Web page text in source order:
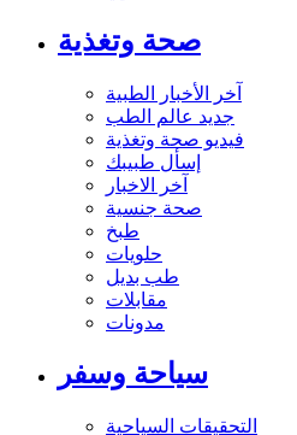
صحة وتغذية
آخر الأخبار الطبية
جديد عالم الطب
فيديو صحة وتغذية
إسأل طبيبك
آخر الاخبار
صحة جنسية
طبخ
حلويات
طب بديل
مقابلات
مدونات
سياحة وسفر
التحقيقات السياحية